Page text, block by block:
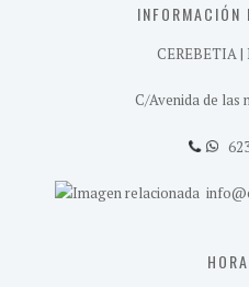
INFORMACIÓN
CEREBETIA
C/Avenida de las
623